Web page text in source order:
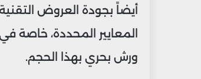
أيضاً بجودة العروض
المعايير المحددة، خاصة
ورش بحري بهذا الحجم.